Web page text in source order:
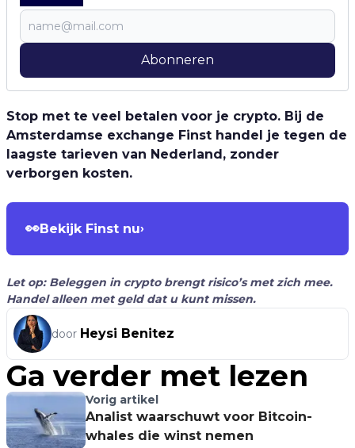
Abonneren
Stop met te veel betalen voor je crypto. Bij de
Amsterdamse exchange Finst handel je tegen de
laagste tarieven van Nederland, zonder
verborgen kosten.
👀Bekijk Finst nu›
Let op: Beleggen in crypto brengt risico’s met zich mee.
Handel alleen met geld dat u kunt missen.
door Heysi Benitez
Ga verder met lezen
Vorig artikel
Analist waarschuwt voor Bitcoin-
whales die winst nemen